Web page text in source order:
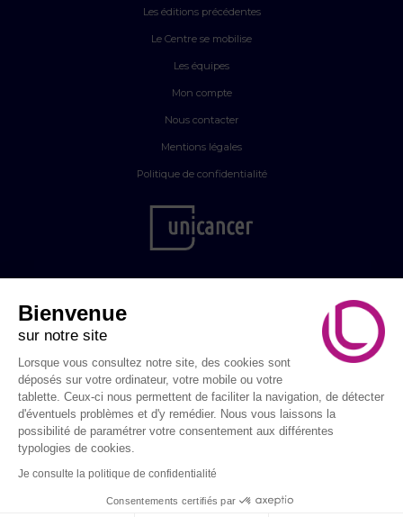
Les éditions précédentes
Le Centre se mobilise
Les équipes
Mon compte
Nous contacter
Mentions légales
Politique de confidentialité
© Septembre en Or 2026 - Tous droits réservés
Bienvenue
sur notre site
Lorsque vous consultez notre site, des cookies sont
déposés sur votre ordinateur, votre mobile ou votre
tablette. Ceux-ci nous permettent de faciliter la navigation, de détecter
d'éventuels problèmes et d'y remédier. Nous vous laissons la
possibilité de paramétrer votre consentement aux différentes
typologies de cookies.
Je consulte la politique de confidentialité
Consentements certifiés par